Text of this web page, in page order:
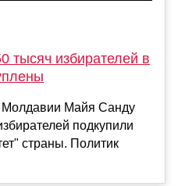
тысяч избирателей в
Молдавии Майя Санду
подкупили
страны. Политик